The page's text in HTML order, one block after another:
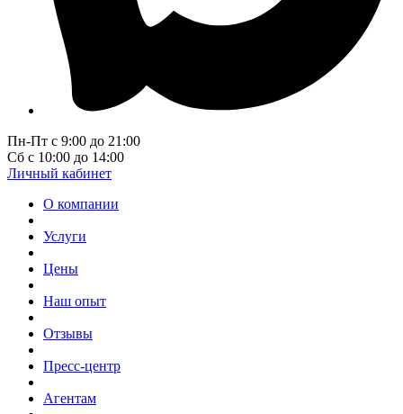
Пн-Пт с 9:00 до 21:00
Сб с 10:00 до 14:00
Личный кабинет
О компании
Услуги
Цены
Наш опыт
Отзывы
Пресс-центр
Агентам